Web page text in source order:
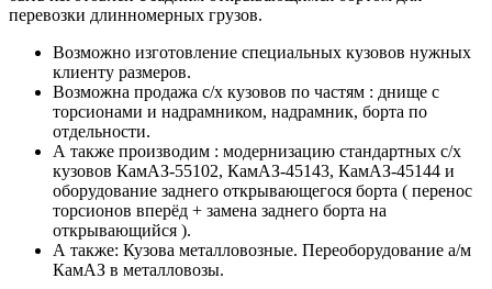
перевозки длинномерных грузов.
Возможно изготовление специальных кузовов нужных
клиенту размеров.
Возможна продажа с/х кузовов по частям : днище с
торсионами и надрамником, надрамник, борта по
отдельности.
А также производим : модернизацию стандартных с/х
кузовов КамАЗ-55102, КамАЗ-45143, КамАЗ-45144 и
оборудование заднего открывающегося борта ( перенос
торсионов вперёд + замена заднего борта на
открывающийся ).
А также: Кузова металловозные. Переоборудование а/м
КамАЗ в металловозы.